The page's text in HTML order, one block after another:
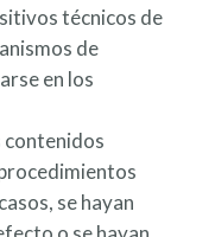
técnicos de
de
en los
se hayan